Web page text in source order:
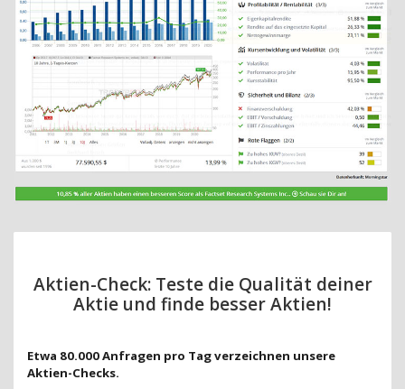
Aktien-Check: Teste die Qualität deiner
Aktie und finde besser Aktien!
Etwa 80.000 Anfragen pro Tag verzeichnen unsere
Aktien-Checks.